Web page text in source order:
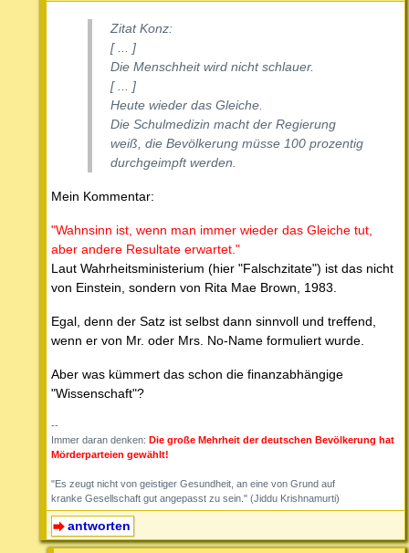
Zitat Konz:
[ ... ]
Die Menschheit wird nicht schlauer.
[ ... ]
Heute wieder das Gleiche.
Die Schulmedizin macht der Regierung
weiß, die Bevölkerung müsse 100 prozentig
durchgeimpft werden.
Mein Kommentar:
"Wahnsinn ist, wenn man immer wieder das Gleiche tut,
aber andere Resultate erwartet."
Laut Wahrheitsministerium (hier "Falschzitate") ist das nicht
von Einstein, sondern von Rita Mae Brown, 1983.
Egal, denn der Satz ist selbst dann sinnvoll und treffend,
wenn er von Mr. oder Mrs. No-Name formuliert wurde.
Aber was kümmert das schon die finanzabhängige
"Wissenschaft"?
--
Immer daran denken: Die große Mehrheit der deutschen Bevölkerung hat
Mörderparteien gewählt!
"Es zeugt nicht von geistiger Gesundheit, an eine von Grund auf
kranke Gesellschaft gut angepasst zu sein." (Jiddu Krishnamurti)
antworten